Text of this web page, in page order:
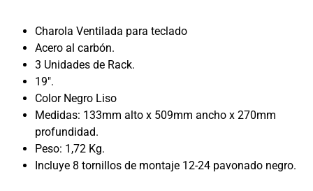
Charola Ventilada para teclado
Acero al carbón.
3 Unidades de Rack.
19″.
Color Negro Liso
Medidas: 133mm alto x 509mm ancho x 270mm
profundidad.
Peso: 1,72 Kg.
Incluye 8 tornillos de montaje 12-24 pavonado negro.